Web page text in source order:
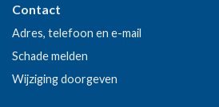
Contact
Adres, telefoon en e-mail
Schade melden
Wijziging doorgeven